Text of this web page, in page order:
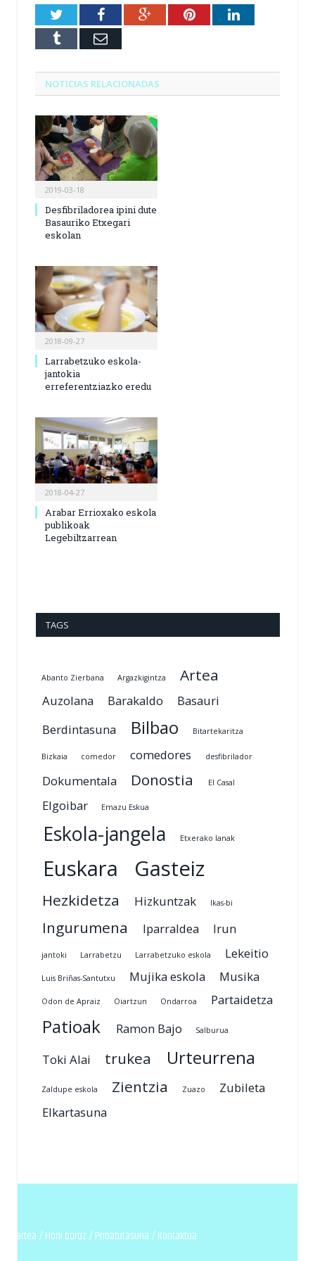
TwitterFacebookGoogle+PinterestLinkedIn
Tumblr Email
NOTICIAS RELACIONADAS
2019-03-18
Desfibriladorea ipini dute
Basauriko Etxegari
eskolan
2018-09-27
Larrabetzuko eskola-
jantokia
erreferentziazko eredu
2018-04-27
Arabar Errioxako eskola
publikoak
Legebiltzarrean
TAGS
Abanto Zierbana Argazkigintza Artea
Auzolana Barakaldo
Basauri
Berdintasuna
Bilbao Bitartekaritza
Bizkaia comedor comedores desfibrilador
Dokumentala Donostia El Casal
Elgoibar Emazu Eskua
Eskola-jangela Etxerako lanak
Euskara Gasteiz
Hezkidetza Hizkuntzak Ikas-bi
Ingurumena Iparraldea Irun
jantoki Larrabetzu Larrabetzuko eskola Lekeitio
Luis Briñas-Santutxu Mujika eskola Musika
Odon de Apraiz Oiartzun Ondarroa Partaidetza
Patioak Ramon Bajo Salburua
Toki Alai trukea Urteurrena
Zaldupe eskola Zientzia Zuazo
Zubileta
Elkartasuna
elkartea /Honi buruz/Pribatutasuna/Kontaktua